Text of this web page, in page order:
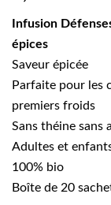
Infusion
épices
Saveur épicée
Parfaite pour les
premiers froids
Sans théine sans
Adultes et
100% bio
Boîte de 20